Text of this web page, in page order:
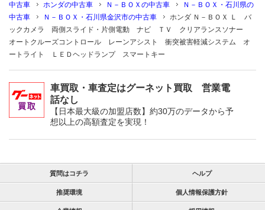
中古車 ホンダの中古車 Ｎ－ＢＯＸの中古車
Ｎ－ＢＯＸ・石川県の
中古車
Ｎ－ＢＯＸ・石川県金沢市の中古車
ホンダ Ｎ－ＢＯＸ Ｌ バ
ックカメラ 両側スライド・片側電動 ナビ ＴＶ クリアランスソナー
オートクルーズコントロール レーンアシスト 衝突被害軽減システム オ
ートライト ＬＥＤヘッドランプ スマートキー
車買取・車査定はグーネット買取 営業電
話なし
【日本最大級の加盟店数】約30万のデータから予
想以上の高額査定を実現！
質問はコチラ ヘルプ
推奨環境 個人情報保護方針